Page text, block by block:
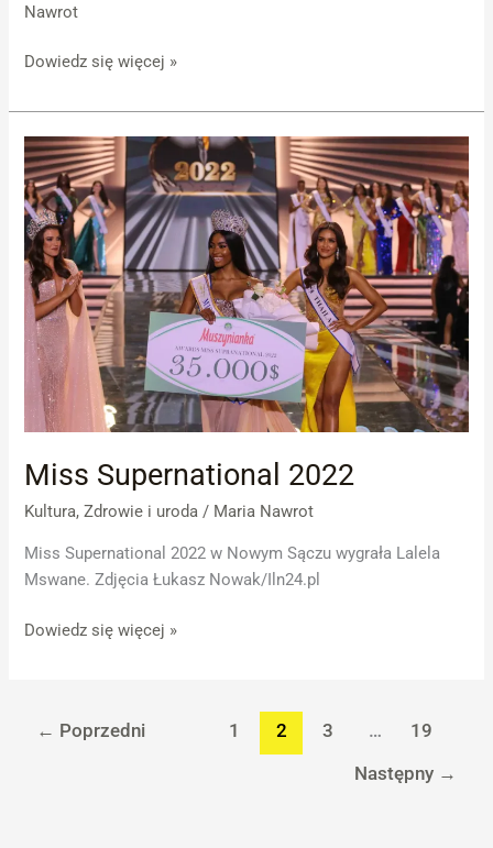
Nawrot
Zdrój
Dowiedz się więcej »
Miss Supernational 2022
Kultura,Zdrowie i uroda / Maria Nawrot
Miss Supernational 2022 w Nowym Sączu wygrała Lalela
Mswane. Zdjęcia Łukasz Nowak/Iln24.pl
Miss
Supernational
2022
Dowiedz się więcej »
← Poprzedni 1 2 3 … 19
Następny →